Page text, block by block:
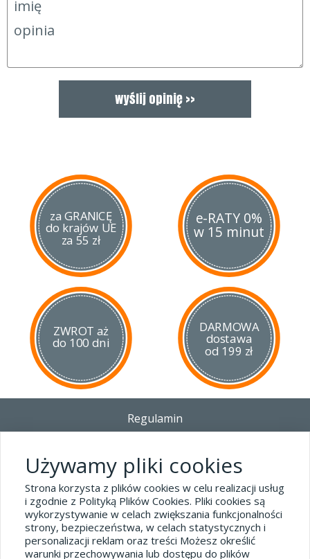
za GRANICĘ
do krajów UE
za 55 zł
e-RATY 0%
w 15 minut
ZWROT aż
do 100 dni
DARMOWA
dostawa
od 199 zł
Regulamin
Polityka prywatności i pliki cookies
Blog
Dane kontaktowe
tel.32 445-74-07
sklep@hard-skin.pl
Używamy pliki cookies
Strona korzysta z plików cookies w celu realizacji usług
i zgodnie z Polityką Plików Cookies. Pliki cookies są
wykorzystywanie w celach zwiększania funkcjonalności
strony, bezpieczeństwa, w celach statystycznych i
personalizacji reklam oraz treści Możesz określić
warunki przechowywania lub dostępu do plików